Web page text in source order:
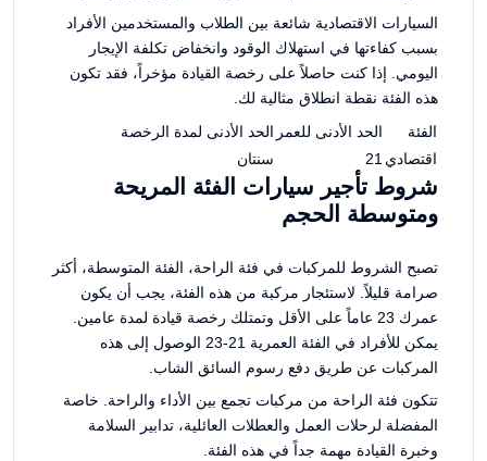
السيارات الاقتصادية شائعة بين الطلاب والمستخدمين الأفراد
بسبب كفاءتها في استهلاك الوقود وانخفاض تكلفة الإيجار
اليومي. إذا كنت حاصلاً على رخصة القيادة مؤخراً، فقد تكون
هذه الفئة نقطة انطلاق مثالية لك.
الفئة
الحد الأدنى للعمر الحد الأدنى لمدة الرخصة
اقتصادي 21 سنتان
شروط تأجير سيارات الفئة المريحة
ومتوسطة الحجم
تصبح الشروط للمركبات في فئة الراحة، الفئة المتوسطة، أكثر
صرامة قليلاً. لاستئجار مركبة من هذه الفئة، يجب أن يكون
عمرك 23 عاماً على الأقل وتمتلك رخصة قيادة لمدة عامين.
يمكن للأفراد في الفئة العمرية 21-23 الوصول إلى هذه
المركبات عن طريق دفع رسوم السائق الشاب.
تتكون فئة الراحة من مركبات تجمع بين الأداء والراحة. خاصة
المفضلة لرحلات العمل والعطلات العائلية، تدابير السلامة
وخبرة القيادة مهمة جداً في هذه الفئة.